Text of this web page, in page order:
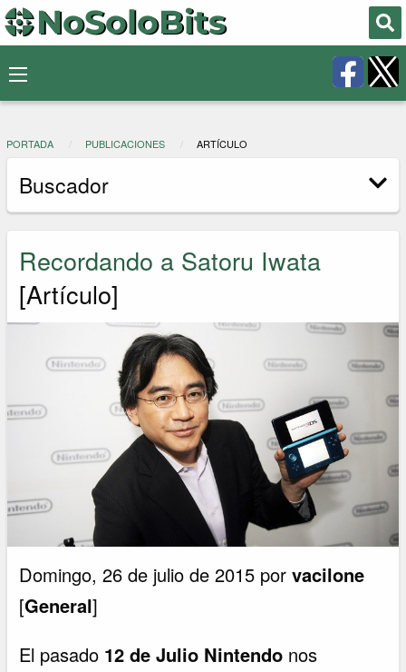
PORTADA PUBLICACIONES ARTÍCULO
Buscador
Recordando a Satoru Iwata
[Artículo]
Domingo, 26 de julio de 2015 porvacilone
[General]
El pasado 12 de Julio Nintendo nos